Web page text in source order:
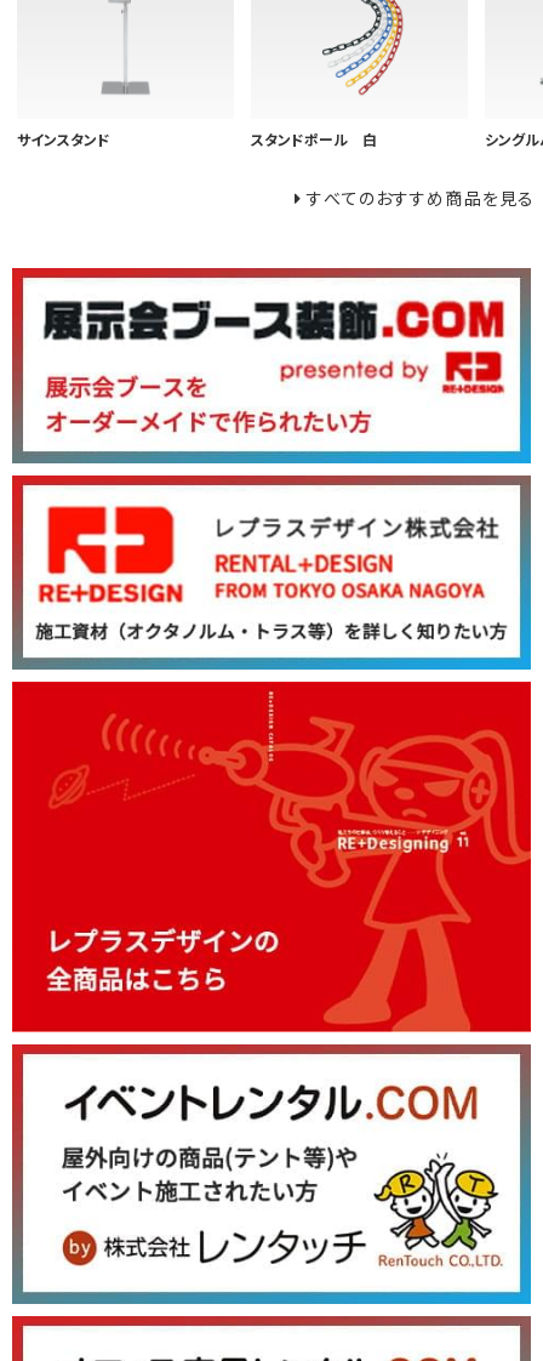
サインスタンド スタンドポール 白 シング
すべてのおすすめ商品を見る